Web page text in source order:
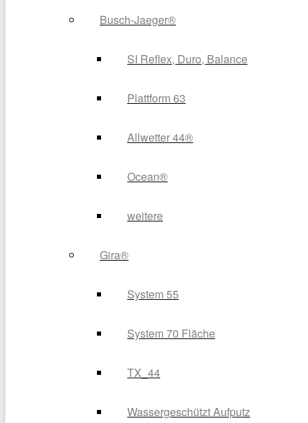
Busch-Jaeger®
SI Reflex, Duro, Balance
Plattform 63
Allwetter 44®
Ocean®
weitere
Gira®
System 55
System 70 Fläche
TX_44
Wassergeschützt Aufputz